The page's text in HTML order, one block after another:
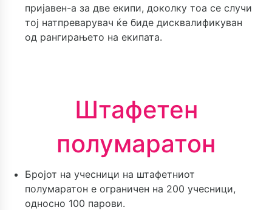
пријавен-а за две екипи, доколку тоа се случи
тој натпреварувач ќе биде дисквалификуван
од рангирањето на екипата.
Штафетен
полумаратон
Бројот на учесници на штафетниот
полумаратон е ограничен на 200 учесници,
односно 100 парови.